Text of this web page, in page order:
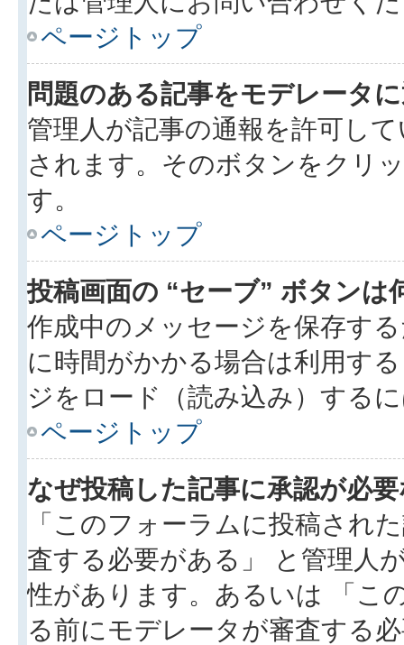
ページトップ
問題のある記事をモデレータ
管理人が記事の通報を許可し
されます。そのボタンをクリ
す。
ページトップ
投稿画面の “セーブ” ボタンは
作成中のメッセージを保存す
に時間がかかる場合は利用す
ジをロード（読み込み）する
ページトップ
なぜ投稿した記事に承認が必
「このフォーラムに投稿され
査する必要がある」 と管理人
性があります。あるいは 「こ
る前にモデレータが審査する